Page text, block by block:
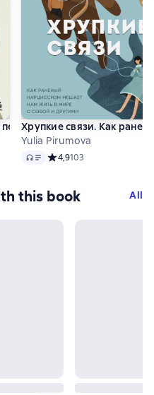
понимать, чего
92 оценок
Хрупкие связи. Как
Yulia Pirumova
Audio Средний рейтинг 4,9 на
4,9103
this book All